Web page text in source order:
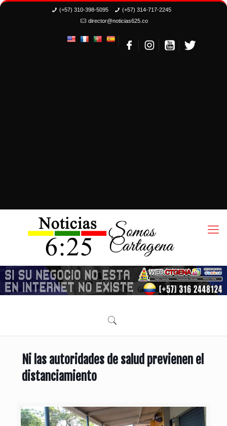
(+57) 310-398-5095
(+57) 314-717-2245
director@noticias625.co
Ni las autoridades de salud previenen el
distanciamiento